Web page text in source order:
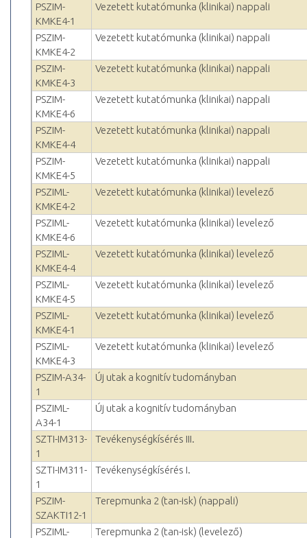
PSZIM-
KMKE4-1
Vezetett kutatómunka (klinikai) nappali
PSZIM-
KMKE4-2
Vezetett kutatómunka (klinikai) nappali
PSZIM-
KMKE4-3
Vezetett kutatómunka (klinikai) nappali
PSZIM-
KMKE4-6
Vezetett kutatómunka (klinikai) nappali
PSZIM-
KMKE4-4
Vezetett kutatómunka (klinikai) nappali
PSZIM-
KMKE4-5
Vezetett kutatómunka (klinikai) nappali
PSZIML-
KMKE4-2
Vezetett kutatómunka (klinikai) levelező
PSZIML-
KMKE4-6
Vezetett kutatómunka (klinikai) levelező
PSZIML-
KMKE4-4
Vezetett kutatómunka (klinikai) levelező
PSZIML-
KMKE4-5
Vezetett kutatómunka (klinikai) levelező
PSZIML-
KMKE4-1
Vezetett kutatómunka (klinikai) levelező
PSZIML-
KMKE4-3
Vezetett kutatómunka (klinikai) levelező
PSZIM-A34-
1
Új utak a kognitív tudományban
PSZIML-
A34-1
Új utak a kognitív tudományban
SZTI-IM313-
1
Tevékenységkísérés III.
SZTI-IM311-
1
Tevékenységkísérés I.
PSZIM-
SZAKTI12-1
Terepmunka 2 (tan-isk) (nappali)
PSZIML-
Terepmunka 2 (tan-isk) (levelező)